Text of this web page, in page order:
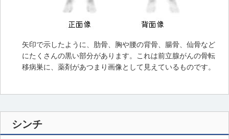
矢印で示したように、肋骨、胸や腰の背骨、腸骨、仙骨など
にたくさんの黒い部分があります。これは前立腺がんの骨転
移病巣に、薬剤があつまり画像として見えているものです。
シンチ